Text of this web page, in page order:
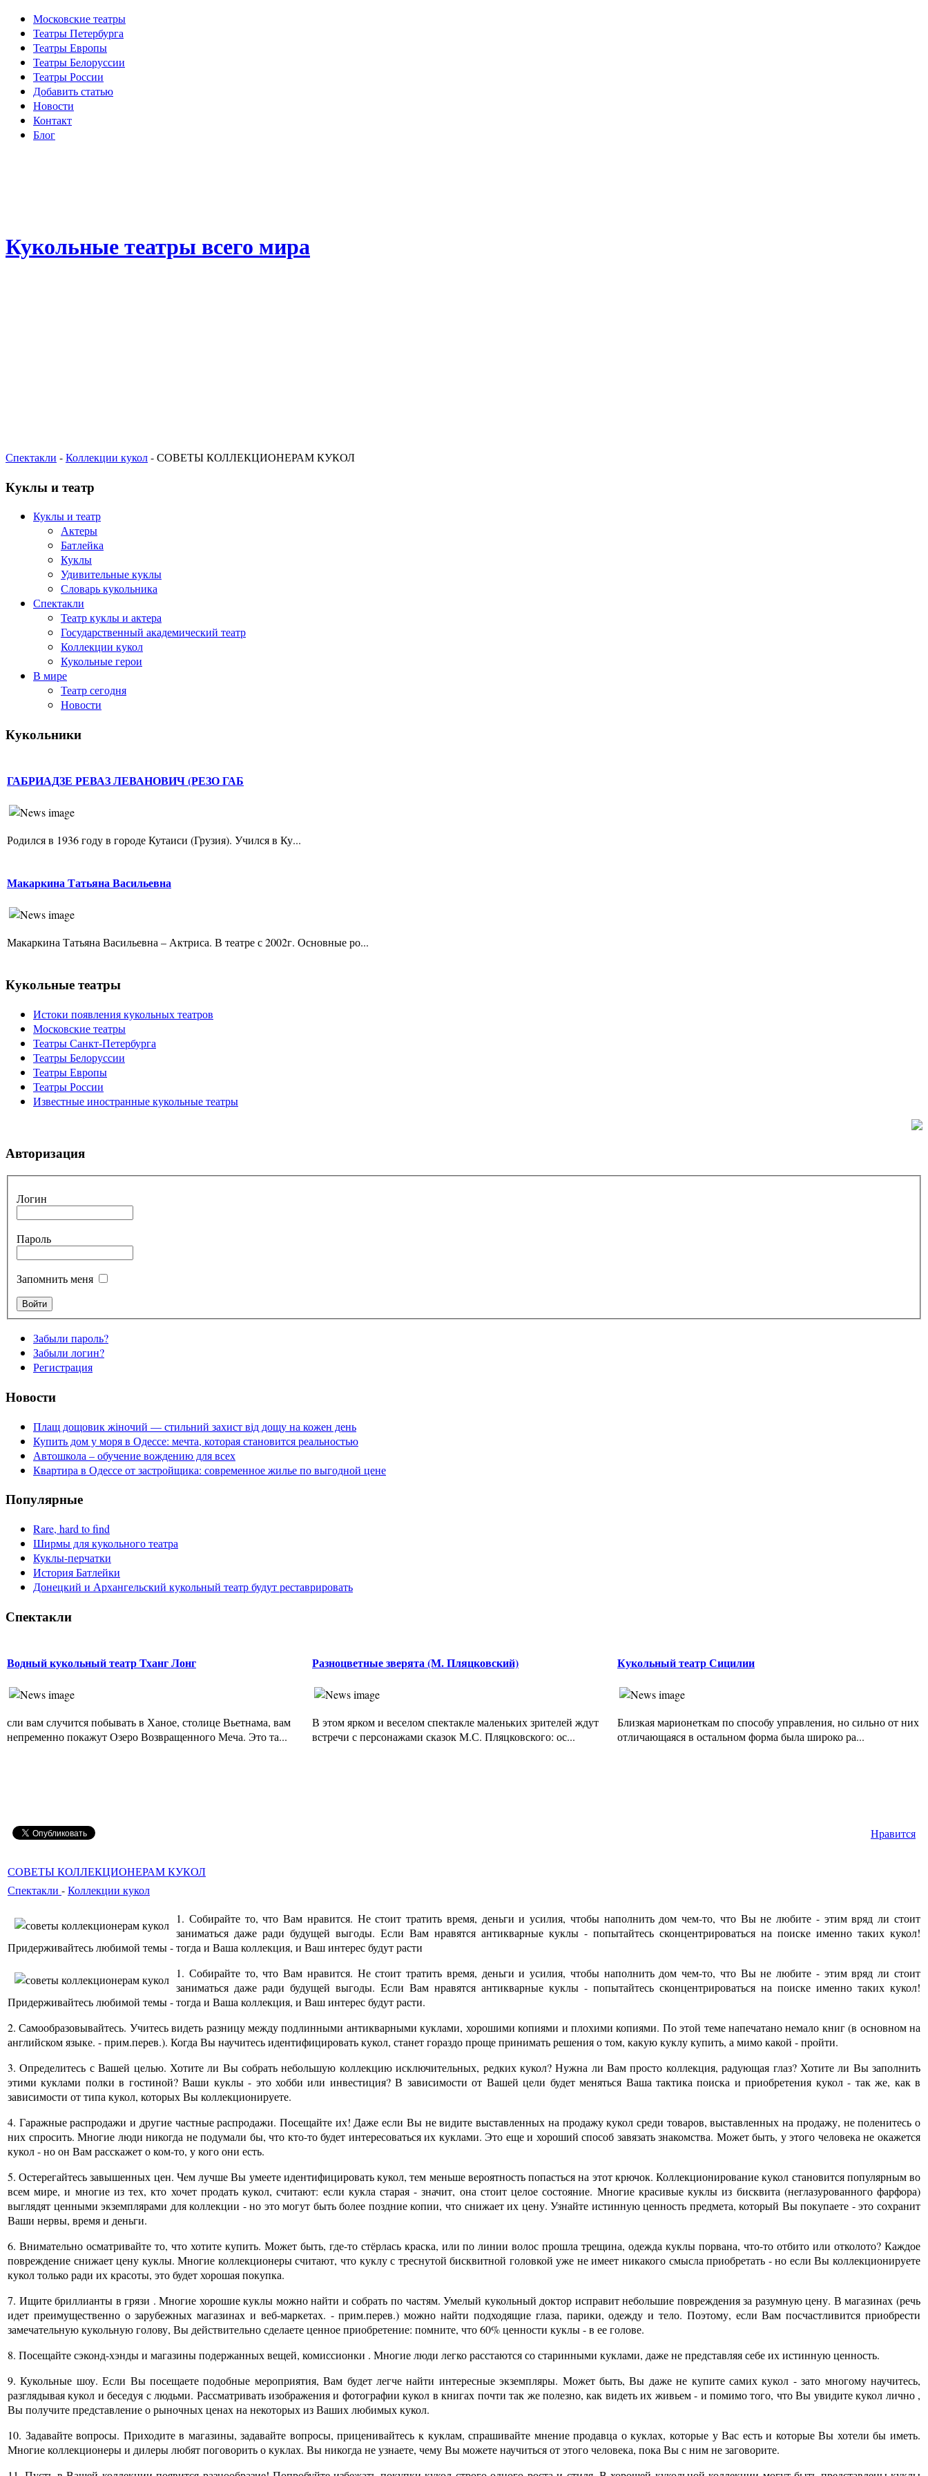
Московские театры
Театры Петербурга
Театры Европы
Театры Белоруссии
Театры России
Добавить статью
Новости
Контакт
Блог
Кукольные театры всего мира
Спектакли -Коллекции кукол- СОВЕТЫ КОЛЛЕКЦИОНЕРАМ КУКОЛ
Куклы и театр
Куклы и театр
Актеры
Батлейка
Куклы
Удивительные куклы
Словарь кукольника
Спектакли
Театр куклы и актера
Государственный академический театр
Коллекции кукол
Кукольные герои
В мире
Театр сегодня
Новости
Кукольники
ГАБРИАДЗЕ РЕВАЗ ЛЕВАНОВИЧ (РЕЗО ГАБ
Родился в 1936 году в городе Кутаиси (Грузия). Учился в Ку...
Макаркина Татьяна Васильевна
Макаркина Татьяна Васильевна – Актриса. В театре с 2002г. Основные ро...
Кукольные театры
Истоки появления кукольных театров
Московские театры
Театры Санкт-Петербурга
Театры Белоруссии
Театры Европы
Театры России
Известные иностранные кукольные театры
Авторизация
Логин
Пароль
Запомнить меня
Забыли пароль?
Забыли логин?
Регистрация
Новости
Плащ дощовик жіночий — стильний захист від дощу на кожен день
Купить дом у моря в Одессе: мечта, которая становится реальностью
Автошкола – обучение вождению для всех
Квартира в Одессе от застройщика: современное жилье по выгодной цене
Популярные
Rare, hard to find
Ширмы для кукольного театра
Куклы-перчатки
История Батлейки
Донецкий и Архангельский кукольный театр будут реставрировать
Спектакли
Водный кукольный театр Тханг Лонг
сли вам случится побывать в Ханое, столице Вьетнама, вам
непременно покажут Озеро Возвращенного Меча. Это та...
Разноцветные зверята (М. Пляцковский)
В этом ярком и веселом спектакле маленьких зрителей ждут
встречи с персонажами сказок М.С. Пляцковского: ос...
Кукольный театр Сицилии
Близкая марионеткам по способу управления, но сильно от них
отличающаяся в остальном форма была широко ра...
Нравится
СОВЕТЫ КОЛЛЕКЦИОНЕРАМ КУКОЛ
Спектакли -Коллекции кукол
1. Собирайте то, что Вам нравится. Не стоит тратить время, деньги и усилия, чтобы наполнить дом чем-то, что Вы не любите - этим вряд ли стоит
заниматься даже ради будущей выгоды. Если Вам нравятся антикварные куклы - попытайтесь сконцентрироваться на поиске именно таких кукол!
Придерживайтесь любимой темы - тогда и Ваша коллекция, и Ваш интерес будут расти
1. Собирайте то, что Вам нравится. Не стоит тратить время, деньги и усилия, чтобы наполнить дом чем-то, что Вы не любите - этим вряд ли стоит
заниматься даже ради будущей выгоды. Если Вам нравятся антикварные куклы - попытайтесь сконцентрироваться на поиске именно таких кукол!
Придерживайтесь любимой темы - тогда и Ваша коллекция, и Ваш интерес будут расти.
2. Самообразовывайтесь. Учитесь видеть разницу между подлинными антикварными куклами, хорошими копиями и плохими копиями. По этой теме напечатано немало книг (в основном на
английском языке. - прим.перев.). Когда Вы научитесь идентифицировать кукол, станет гораздо проще принимать решения о том, какую куклу купить, а мимо какой - пройти.
3. Определитесь с Вашей целью. Хотите ли Вы собрать небольшую коллекцию исключительных, редких кукол? Нужна ли Вам просто коллекция, радующая глаз? Хотите ли Вы заполнить
этими куклами полки в гостиной? Ваши куклы - это хобби или инвестиция? В зависимости от Вашей цели будет меняться Ваша тактика поиска и приобретения кукол - так же, как в
зависимости от типа кукол, которых Вы коллекционируете.
4. Гаражные распродажи и другие частные распродажи. Посещайте их! Даже если Вы не видите выставленных на продажу кукол среди товаров, выставленных на продажу, не поленитесь о
них спросить. Многие люди никогда не подумали бы, что кто-то будет интересоваться их куклами. Это еще и хороший способ завязать знакомства. Может быть, у этого человека не окажется
кукол - но он Вам расскажет о ком-то, у кого они есть.
5. Остерегайтесь завышенных цен. Чем лучше Вы умеете идентифицировать кукол, тем меньше вероятность попасться на этот крючок. Коллекционирование кукол становится популярным во
всем мире, и многие из тех, кто хочет продать кукол, считают: если кукла старая - значит, она стоит целое состояние. Многие красивые куклы из бисквита (неглазурованного фарфора)
выглядят ценными экземплярами для коллекции - но это могут быть более поздние копии, что снижает их цену. Узнайте истинную ценность предмета, который Вы покупаете - это сохранит
Ваши нервы, время и деньги.
6. Внимательно осматривайте то, что хотите купить. Может быть, где-то стёрлась краска, или по линии волос прошла трещина, одежда куклы порвана, что-то отбито или отколото? Каждое
повреждение снижает цену куклы. Многие коллекционеры считают, что куклу с треснутой бисквитной головкой уже не имеет никакого смысла приобретать - но если Вы коллекционируете
кукол только ради их красоты, это будет хорошая покупка.
7. Ищите бриллианты в грязи . Многие хорошие куклы можно найти и собрать по частям. Умелый кукольный доктор исправит небольшие повреждения за разумную цену. В магазинах (речь
идет преимущественно о зарубежных магазинах и веб-маркетах. - прим.перев.) можно найти подходящие глаза, парики, одежду и тело. Поэтому, если Вам посчастливится приобрести
замечательную кукольную голову, Вы действительно сделаете ценное приобретение: помните, что 60% ценности куклы - в ее голове.
8. Посещайте сэконд-хэнды и магазины подержанных вещей, комиссионки . Многие люди легко расстаются со старинными куклами, даже не представляя себе их истинную ценность.
9. Кукольные шоу. Если Вы посещаете подобные мероприятия, Вам будет легче найти интересные экземпляры. Может быть, Вы даже не купите самих кукол - зато многому научитесь,
разглядывая кукол и беседуя с людьми. Рассматривать изображения и фотографии кукол в книгах почти так же полезно, как видеть их живьем - и помимо того, что Вы увидите кукол лично ,
Вы получите представление о рыночных ценах на некоторых из Ваших любимых кукол.
10. Задавайте вопросы. Приходите в магазины, задавайте вопросы, приценивайтесь к куклам, спрашивайте мнение продавца о куклах, которые у Вас есть и которые Вы хотели бы иметь.
Многие коллекционеры и дилеры любят поговорить о куклах. Вы никогда не узнаете, чему Вы можете научиться от этого человека, пока Вы с ним не заговорите.